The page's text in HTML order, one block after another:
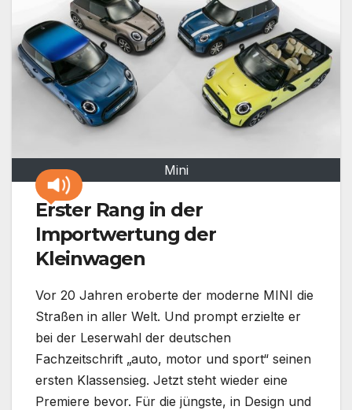
Mini
Erster Rang in der
Importwertung der
Kleinwagen
Vor 20 Jahren eroberte der moderne MINI die
Straßen in aller Welt. Und prompt erzielte er
bei der Leserwahl der deutschen
Fachzeitschrift „auto, motor und sport“ seinen
ersten Klassensieg. Jetzt steht wieder eine
Premiere bevor. Für die jüngste, in Design und